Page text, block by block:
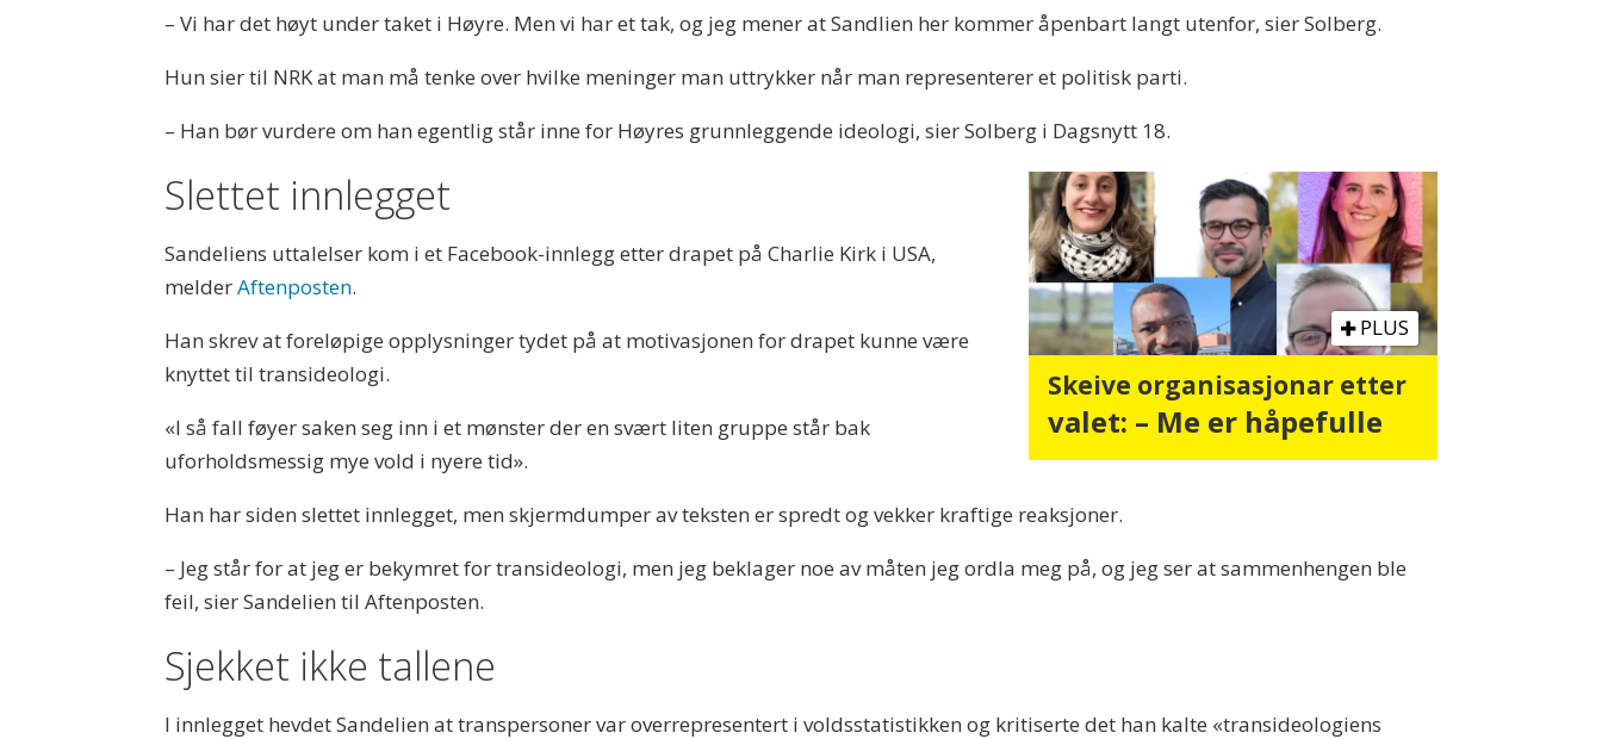
– Vi har det høyt under taket i Høyre. Men vi har et tak, og jeg mener at Sandlien her kommer åpenbart langt utenfor, sier Solberg.
Hun sier til NRK at man må tenke over hvilke meninger man uttrykker når man representerer et politisk parti.
– Han bør vurdere om han egentlig står inne for Høyres grunnleggende ideologi, sier Solberg i Dagsnytt 18.
PLUS
Skeive organisasjonar etter
valet: – Me er håpefulle
Slettet innlegget
Sandeliens uttalelser kom i et Facebook-innlegg etter drapet på Charlie Kirk i USA,
melderAftenposten.
Han skrev at foreløpige opplysninger tydet på at motivasjonen for drapet kunne være
knyttet til transideologi.
«I så fall føyer saken seg inn i et mønster der en svært liten gruppe står bak
uforholdsmessig mye vold i nyere tid».
Han har siden slettet innlegget, men skjermdumper av teksten er spredt og vekker kraftige reaksjoner.
– Jeg står for at jeg er bekymret for transideologi, men jeg beklager noe av måten jeg ordla meg på, og jeg ser at sammenhengen ble
feil, sier Sandelien til Aftenposten.
Sjekket ikke tallene
I innlegget hevdet Sandelien at transpersoner var overrepresentert i voldsstatistikken og kritiserte det han kalte «transideologiens